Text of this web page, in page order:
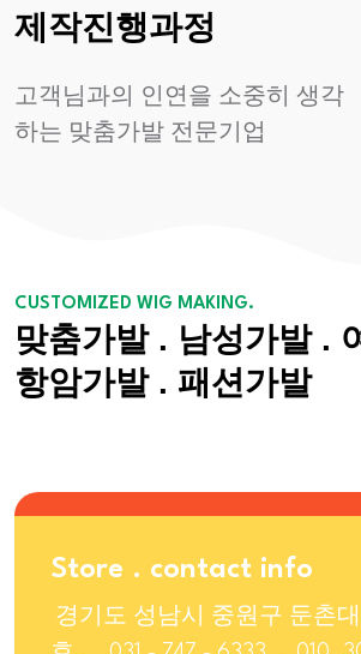
제작진행과정
고객님과의 인연을 소중히 생각
하는 맞춤가발 전문기업
CUSTOMIZED WIG MAKING.
맞춤가발 . 남성가발 .
항암가발 . 패션가발
Store . contact info
경기도 성남시 중원구 둔촌